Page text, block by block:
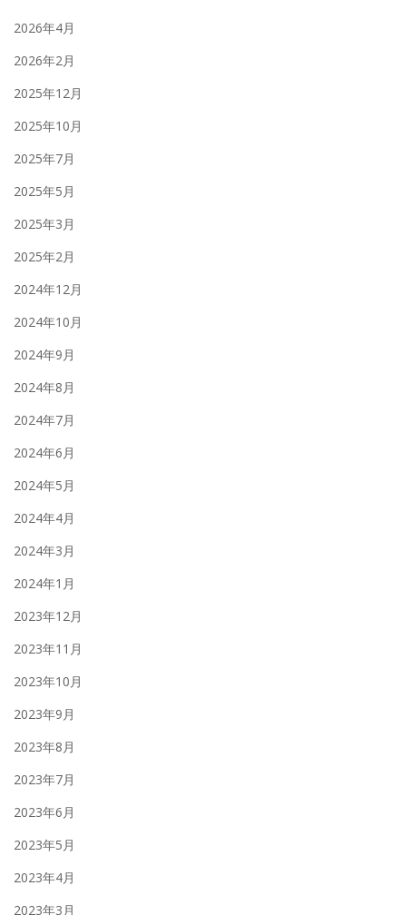
2026年4月
2026年2月
2025年12月
2025年10月
2025年7月
2025年5月
2025年3月
2025年2月
2024年12月
2024年10月
2024年9月
2024年8月
2024年7月
2024年6月
2024年5月
2024年4月
2024年3月
2024年1月
2023年12月
2023年11月
2023年10月
2023年9月
2023年8月
2023年7月
2023年6月
2023年5月
2023年4月
2023年3月